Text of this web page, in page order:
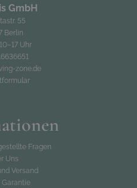
GmbH
55
Berlin
Uhr
zone.de
Fragen
Uns
Versand
Garantie